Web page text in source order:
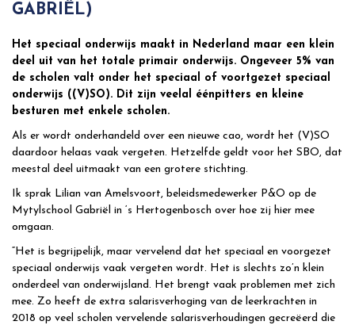
GABRIËL)
Het speciaal onderwijs maakt in Nederland maar een klein
deel uit van het totale primair onderwijs. Ongeveer 5% van
de scholen valt onder het speciaal of voortgezet speciaal
onderwijs ((V)SO). Dit zijn veelal éénpitters en kleine
besturen met enkele scholen.
Als er wordt onderhandeld over een nieuwe cao, wordt het (V)SO
daardoor helaas vaak vergeten. Hetzelfde geldt voor het SBO, dat
meestal deel uitmaakt van een grotere stichting.
Ik sprak Lilian van Amelsvoort, beleidsmedewerker P&O op de
Mytylschool Gabriël in ‘s Hertogenbosch over hoe zij hier mee
omgaan.
“Het is begrijpelijk, maar vervelend dat het speciaal en voorgezet
speciaal onderwijs vaak vergeten wordt. Het is slechts zo’n klein
onderdeel van onderwijsland. Het brengt vaak problemen met zich
mee. Zo heeft de extra salarisverhoging van de leerkrachten in
2018 op veel scholen vervelende salarisverhoudingen gecreëerd die